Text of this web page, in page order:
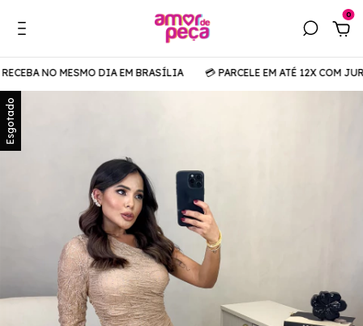
0
NO MESMO DIA EM BRASÍLIA 💳 PARCELE EM ATÉ 12X COM
Esgotado